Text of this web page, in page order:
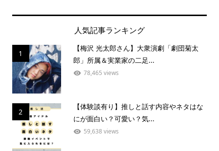
人気記事ランキング
1
【梅沢 光太郎さん】大衆演劇「劇団菊太
郎」所属＆実業家の二足...
78,465 views
2
【体験談有り】推しと話す内容やネタはな
にが面白い？可愛い？気...
59,638 views